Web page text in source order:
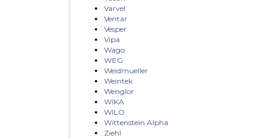
Varvel
Ventar
Vesper
Vipa
Wago
WEG
Weidmueller
Weintek
Wenglor
WIKA
WILO
Wittenstein Alpha
Ziehl